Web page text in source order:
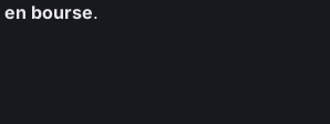
bourse.